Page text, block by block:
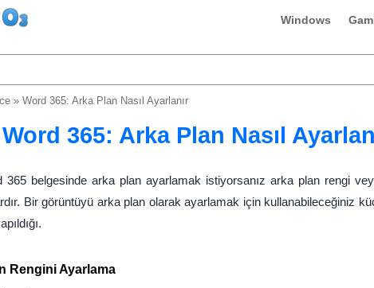
Windows
» Word 365: Arka Plan Nasıl Ayarlanır
Word 365: Arka Plan Nasıl
365 belgesinde arka plan ayarlamak istiyorsanız arka plan rengi
Bir görüntüyü arka plan olarak ayarlamak için kullanabileceğiniz
Rengini Ayarlama